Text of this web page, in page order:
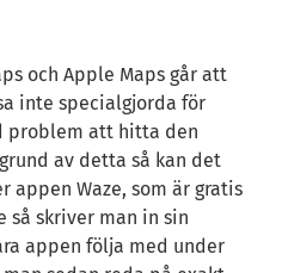
och Apple Maps går att
inte specialgjorda för
problem att hitta den
av detta så kan det
appen Waze, som är gratis
så skriver man in sin
appen följa med under